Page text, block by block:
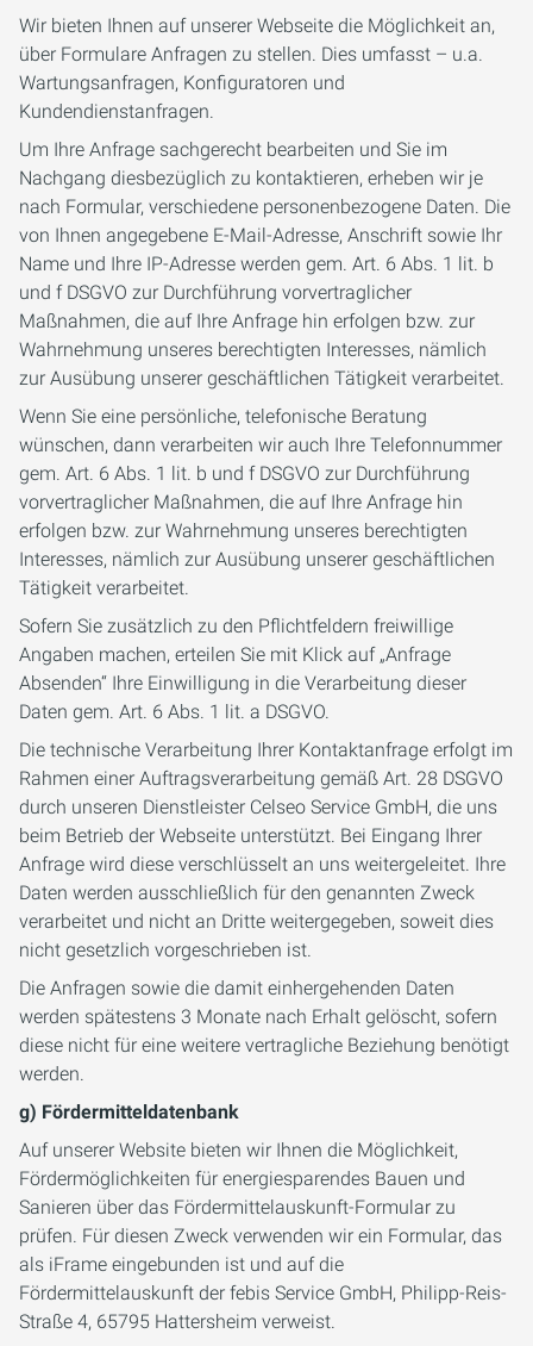
Wir bieten Ihnen auf unserer Webseite die Möglichkeit an,
über Formulare Anfragen zu stellen. Dies umfasst – u.a.
Wartungsanfragen, Konfiguratoren und
Kundendienstanfragen.
Um Ihre Anfrage sachgerecht bearbeiten und Sie im
Nachgang diesbezüglich zu kontaktieren, erheben wir je
nach Formular, verschiedene personenbezogene Daten. Die
von Ihnen angegebene E-Mail-Adresse, Anschrift sowie Ihr
Name und Ihre IP-Adresse werden gem. Art. 6 Abs. 1 lit. b
und f DSGVO zur Durchführung vorvertraglicher
Maßnahmen, die auf Ihre Anfrage hin erfolgen bzw. zur
Wahrnehmung unseres berechtigten Interesses, nämlich
zur Ausübung unserer geschäftlichen Tätigkeit verarbeitet.
Wenn Sie eine persönliche, telefonische Beratung
wünschen, dann verarbeiten wir auch Ihre Telefonnummer
gem. Art. 6 Abs. 1 lit. b und f DSGVO zur Durchführung
vorvertraglicher Maßnahmen, die auf Ihre Anfrage hin
erfolgen bzw. zur Wahrnehmung unseres berechtigten
Interesses, nämlich zur Ausübung unserer geschäftlichen
Tätigkeit verarbeitet.
Sofern Sie zusätzlich zu den Pflichtfeldern freiwillige
Angaben machen, erteilen Sie mit Klick auf „Anfrage
Absenden“ Ihre Einwilligung in die Verarbeitung dieser
Daten gem. Art. 6 Abs. 1 lit. a DSGVO.
Die technische Verarbeitung Ihrer Kontaktanfrage erfolgt im
Rahmen einer Auftragsverarbeitung gemäß Art. 28 DSGVO
durch unseren Dienstleister Celseo Service GmbH, die uns
beim Betrieb der Webseite unterstützt. Bei Eingang Ihrer
Anfrage wird diese verschlüsselt an uns weitergeleitet. Ihre
Daten werden ausschließlich für den genannten Zweck
verarbeitet und nicht an Dritte weitergegeben, soweit dies
nicht gesetzlich vorgeschrieben ist.
Die Anfragen sowie die damit einhergehenden Daten
werden spätestens 3 Monate nach Erhalt gelöscht, sofern
diese nicht für eine weitere vertragliche Beziehung benötigt
werden.
g) Fördermitteldatenbank
Auf unserer Website bieten wir Ihnen die Möglichkeit,
Fördermöglichkeiten für energiesparendes Bauen und
Sanieren über das Fördermittelauskunft-Formular zu
prüfen. Für diesen Zweck verwenden wir ein Formular, das
als iFrame eingebunden ist und auf die
Fördermittelauskunft der febis Service GmbH, Philipp-Reis-
Straße 4, 65795 Hattersheim verweist.